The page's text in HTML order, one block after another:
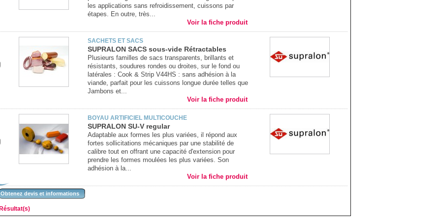
les applications sans refroidissement, cuissons par
étapes. En outre, très...
Voir la fiche produit
SACHETS ET SACS
SUPRALON SACS sous-vide Rétractables
Plusieurs familles de sacs transparents, brillants et
résistants, soudures rondes ou droites, sur le fond ou
latérales : Cook & Strip V44HS : sans adhésion à la
viande, parfait pour les cuissons longue durée telles que
Jambons et...
Voir la fiche produit
BOYAU ARTIFICIEL MULTICOUCHE
SUPRALON SU-V regular
Adaptable aux formes les plus variées, il répond aux
fortes sollicitations mécaniques par une stabilité de
calibre tout en offrant une capacité d'extension pour
prendre les formes moulées les plus variées. Son
adhésion à la...
Voir la fiche produit
Obtenez devis et informations